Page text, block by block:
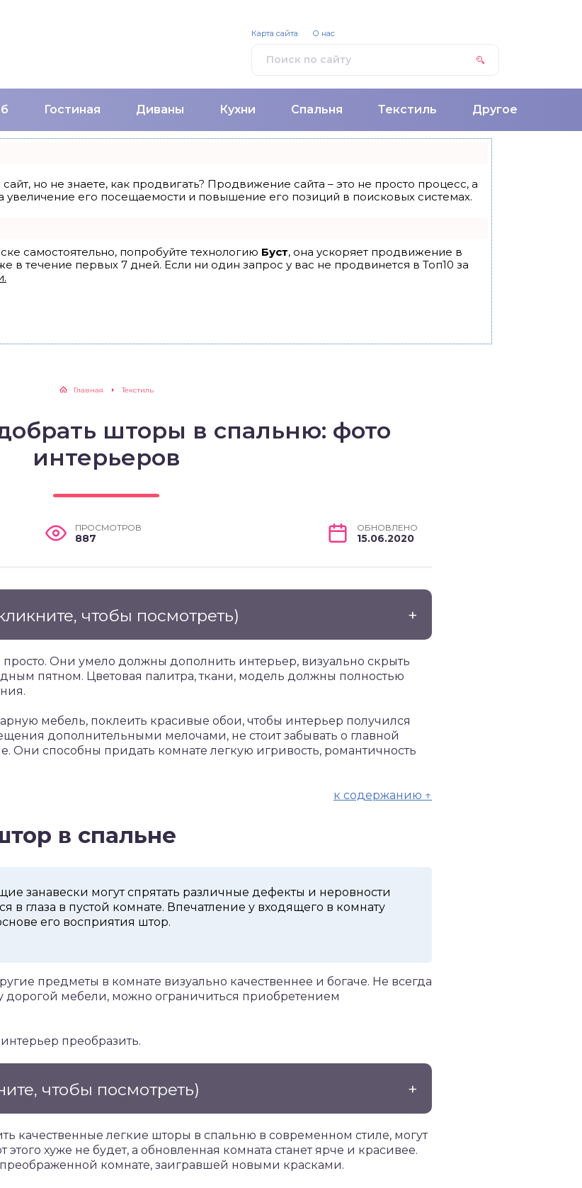
Гостиная Диваны Кухни Спальня Текстиль Другое
Карта сайта О нас
но не знаете, как продвигать? Продвижение сайта – это не просто процесс, а
его посещаемости и повышение его позиций в поисковых системах.
самостоятельно, попробуйте технологию Буст, она ускоряет продвижение в
в течение первых 7 дней. Если ни один запрос у вас не продвинется в Топ10 за
Главная Текстиль
шторы в спальню: фото
интерьеров
ПРОСМОТРОВ
887
ОБНОВЛЕНО
15.06.2020
чтобы посмотреть)
просто. Они умело должны дополнить интерьер, визуально скрыть
пятном. Цветовая палитра, ткани, модель должны полностью
мебель, поклеить красивые обои, чтобы интерьер получился
дополнительными мелочами, не стоит забывать о главной
Они способны придать комнате легкую игривость, романтичность
к содержанию ↑
в спальне
занавески могут спрятать различные дефекты и неровности
в глаза в пустой комнате. Впечатление у входящего в комнату
его восприятия штор.
предметы в комнате визуально качественнее и богаче. Не всегда
дорогой мебели, можно ограничиться приобретением
преобразить.
чтобы посмотреть)
качественные легкие шторы в спальню в современном стиле, могут
этого хуже не будет, а обновленная комната станет ярче и красивее.
комнате, заигравшей новыми красками.